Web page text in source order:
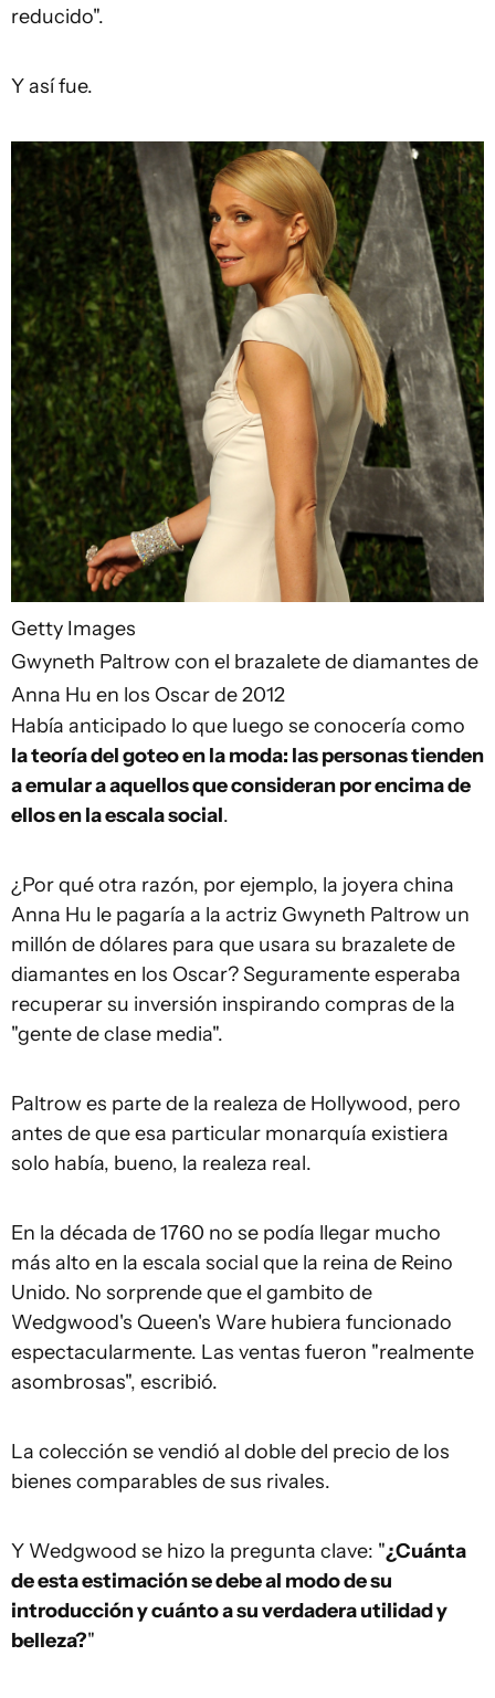
reducido".
Y así fue.
Getty Images
Gwyneth Paltrow con el brazalete de diamantes de
Anna Hu en los Oscar de 2012
Había anticipado lo que luego se conocería como
la teoría del goteo enla moda: las personas tienden
a emular a aquellos que consideran por encima de
ellos en la escala social.
¿Por qué otra razón, por ejemplo, la joyera china
Anna Hu le pagaría a la actriz Gwyneth Paltrow un
millón de dólares para que usara su brazalete de
diamantes en los Oscar? Seguramente esperaba
recuperar su inversión inspirando compras de la
"gente de clase media".
Paltrow es parte de la realeza de Hollywood, pero
antes de que esa particular monarquía existiera
solo había, bueno, la realeza real.
En la década de 1760 no se podía llegar mucho
más alto en la escala social que la reina de Reino
Unido. No sorprende que el gambito de
Wedgwood's Queen's Ware hubiera funcionado
espectacularmente. Las ventas fueron "realmente
asombrosas", escribió.
La colección se vendió al doble del precio de los
bienes comparables de sus rivales.
Y Wedgwood se hizo la pregunta clave: "¿Cuánta
de estaestimación se debe al modo de su
introducción y cuánto a suverdaderautilidad y
belleza?"